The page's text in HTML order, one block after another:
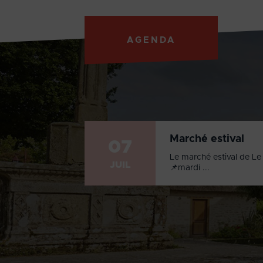
AGENDA
Marché estival
Le marché estival de
📌mardi ...